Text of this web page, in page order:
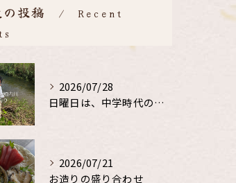
投稿
Recent
2026/07/28
日曜日は、中学時代の、同級生と鮎釣り
2026/07/21
お造りの盛り合わせ